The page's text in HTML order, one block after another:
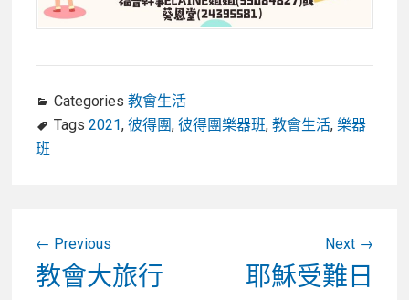
Categories 教會生活
Tags 2021, 彼得團, 彼得團樂器班, 教會生活, 樂器
班
Previous
Previous
post:
教會大旅行
Next
Next
post:
耶穌受難日